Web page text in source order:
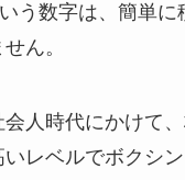
う数字は、簡単に
ん。
人時代にかけて
レベルでボクシ